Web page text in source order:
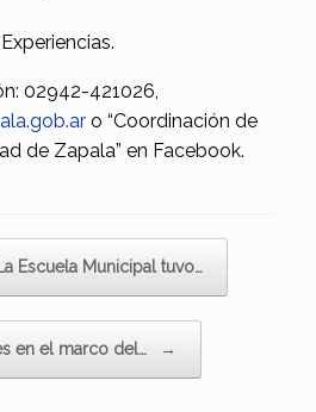
02942-421026,
o “Coordinación de
de Zapala” en Facebook.
Escuela Municipal tuvo…
en el marco del… →